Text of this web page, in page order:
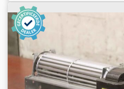
Transportwagen:
Schappen: 4 schuin
foto's Dsdjrri S Ispfx
bokwielen -Totale
Gewicht: 69 kg